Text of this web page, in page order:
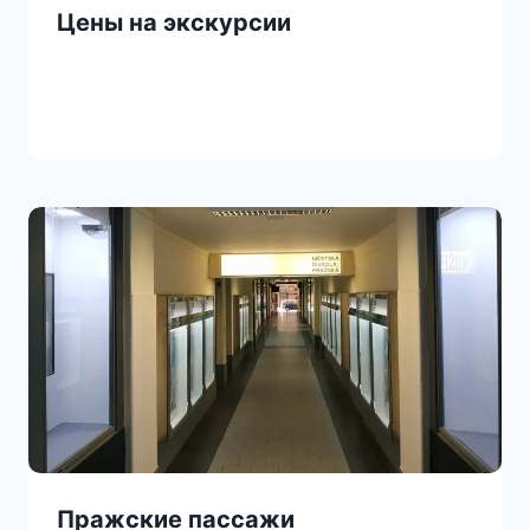
Цены на экскурсии
Пражские пассажи